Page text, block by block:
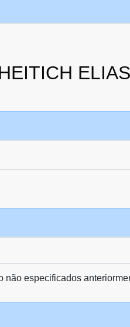
não especificados